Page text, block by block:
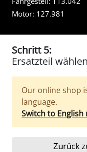
Motor: 127.981
Schritt 5:
Ersatzteil wählen
Our online shop
language.
Switch to English
Zurück